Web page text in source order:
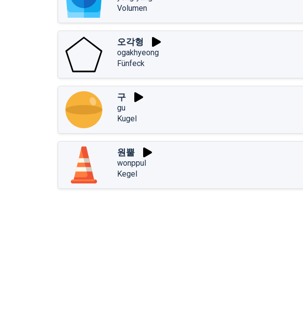
Volumen
오각형
ogakhyeong
Fünfeck
구
gu
Kugel
원뿔
wonppul
Kegel